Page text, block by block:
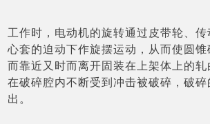
工作时，电动机的旋转通过皮带轮、
心套的迫动下作旋摆运动，从而使圆
而靠近又时而离开固装在上架体上的
在破碎腔内不断受到冲击被破碎，破
出。